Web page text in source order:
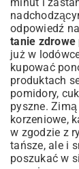
odpowiedź
tanie zdrowe
już w
kupować
produktach
pomidory,
pyszne.
korzeniowe,
w zgodzie z
tańsze, ale i
poszukać w